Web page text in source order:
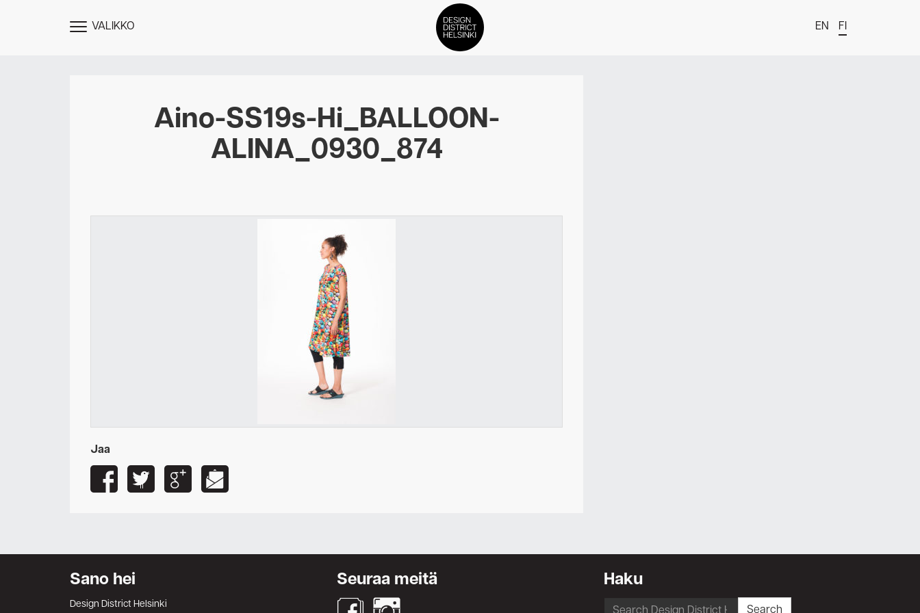
NÄYTÄVALIKKO EN FI
Jäsenet
Tapahtumat
Medialle
Design District Helsingin jäsenyydestä
Aino-SS19s-Hi_BALLOON-
ALINA_0930_874
Jaa
Sano hei
Design District Helsinki
Seuraa meitä Haku
Search